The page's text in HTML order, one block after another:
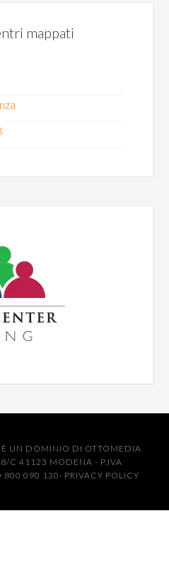
mappati
È UN DOMINIO DI OTTOMEDIA
C 41123 MODENA - P.IVA
090 130· PRIVACY POLICY